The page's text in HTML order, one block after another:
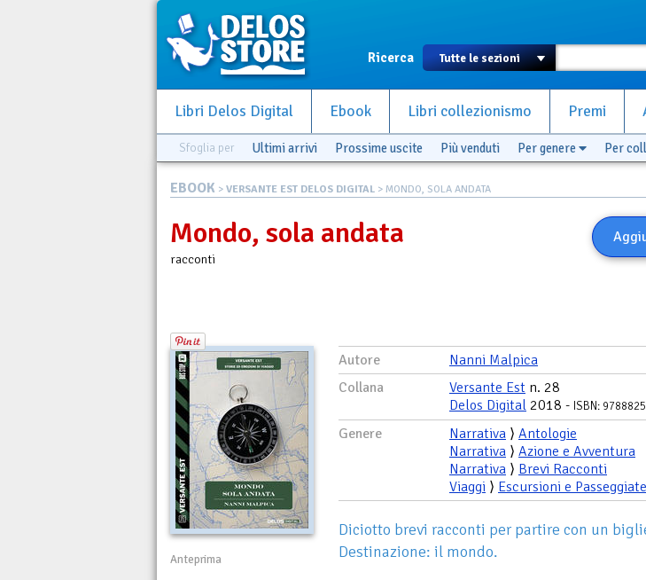
Ricerca
Libri Delos Digital Ebook Libri collezionismo Premi
Sfoglia per Ultimi arrivi Prossime uscite Più venduti Per genere Per
EBOOK > VERSANTE EST DELOS DIGITAL > MONDO, SOLA ANDATA
Mondo, sola andata
racconti
Anteprima
Autore
Nanni Malpica
Collana
Versante Est n. 28
Delos Digital 2018 - ISBN:
Genere Narrativa ⟩ Antologie
Narrativa ⟩ Azione e Avventura
Narrativa ⟩ Brevi Racconti
Viaggi ⟩ Escursioni e Passeggiate
Diciotto brevi racconti per partire con un
Destinazione: il mondo.